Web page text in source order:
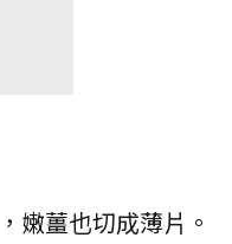
嫩薑也切成薄片。